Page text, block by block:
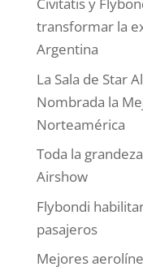
transformar la
Argentina
La Sala de Star
Nombrada la
Norteamérica
Toda la
Airshow
Flybondi
pasajeros
Mejores